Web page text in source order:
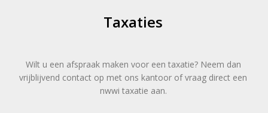
Taxaties
Wilt u een afspraak maken voor een taxatie? Neem dan
vrijblijvend contact op met ons kantoor of vraag direct een
nwwi taxatie aan.